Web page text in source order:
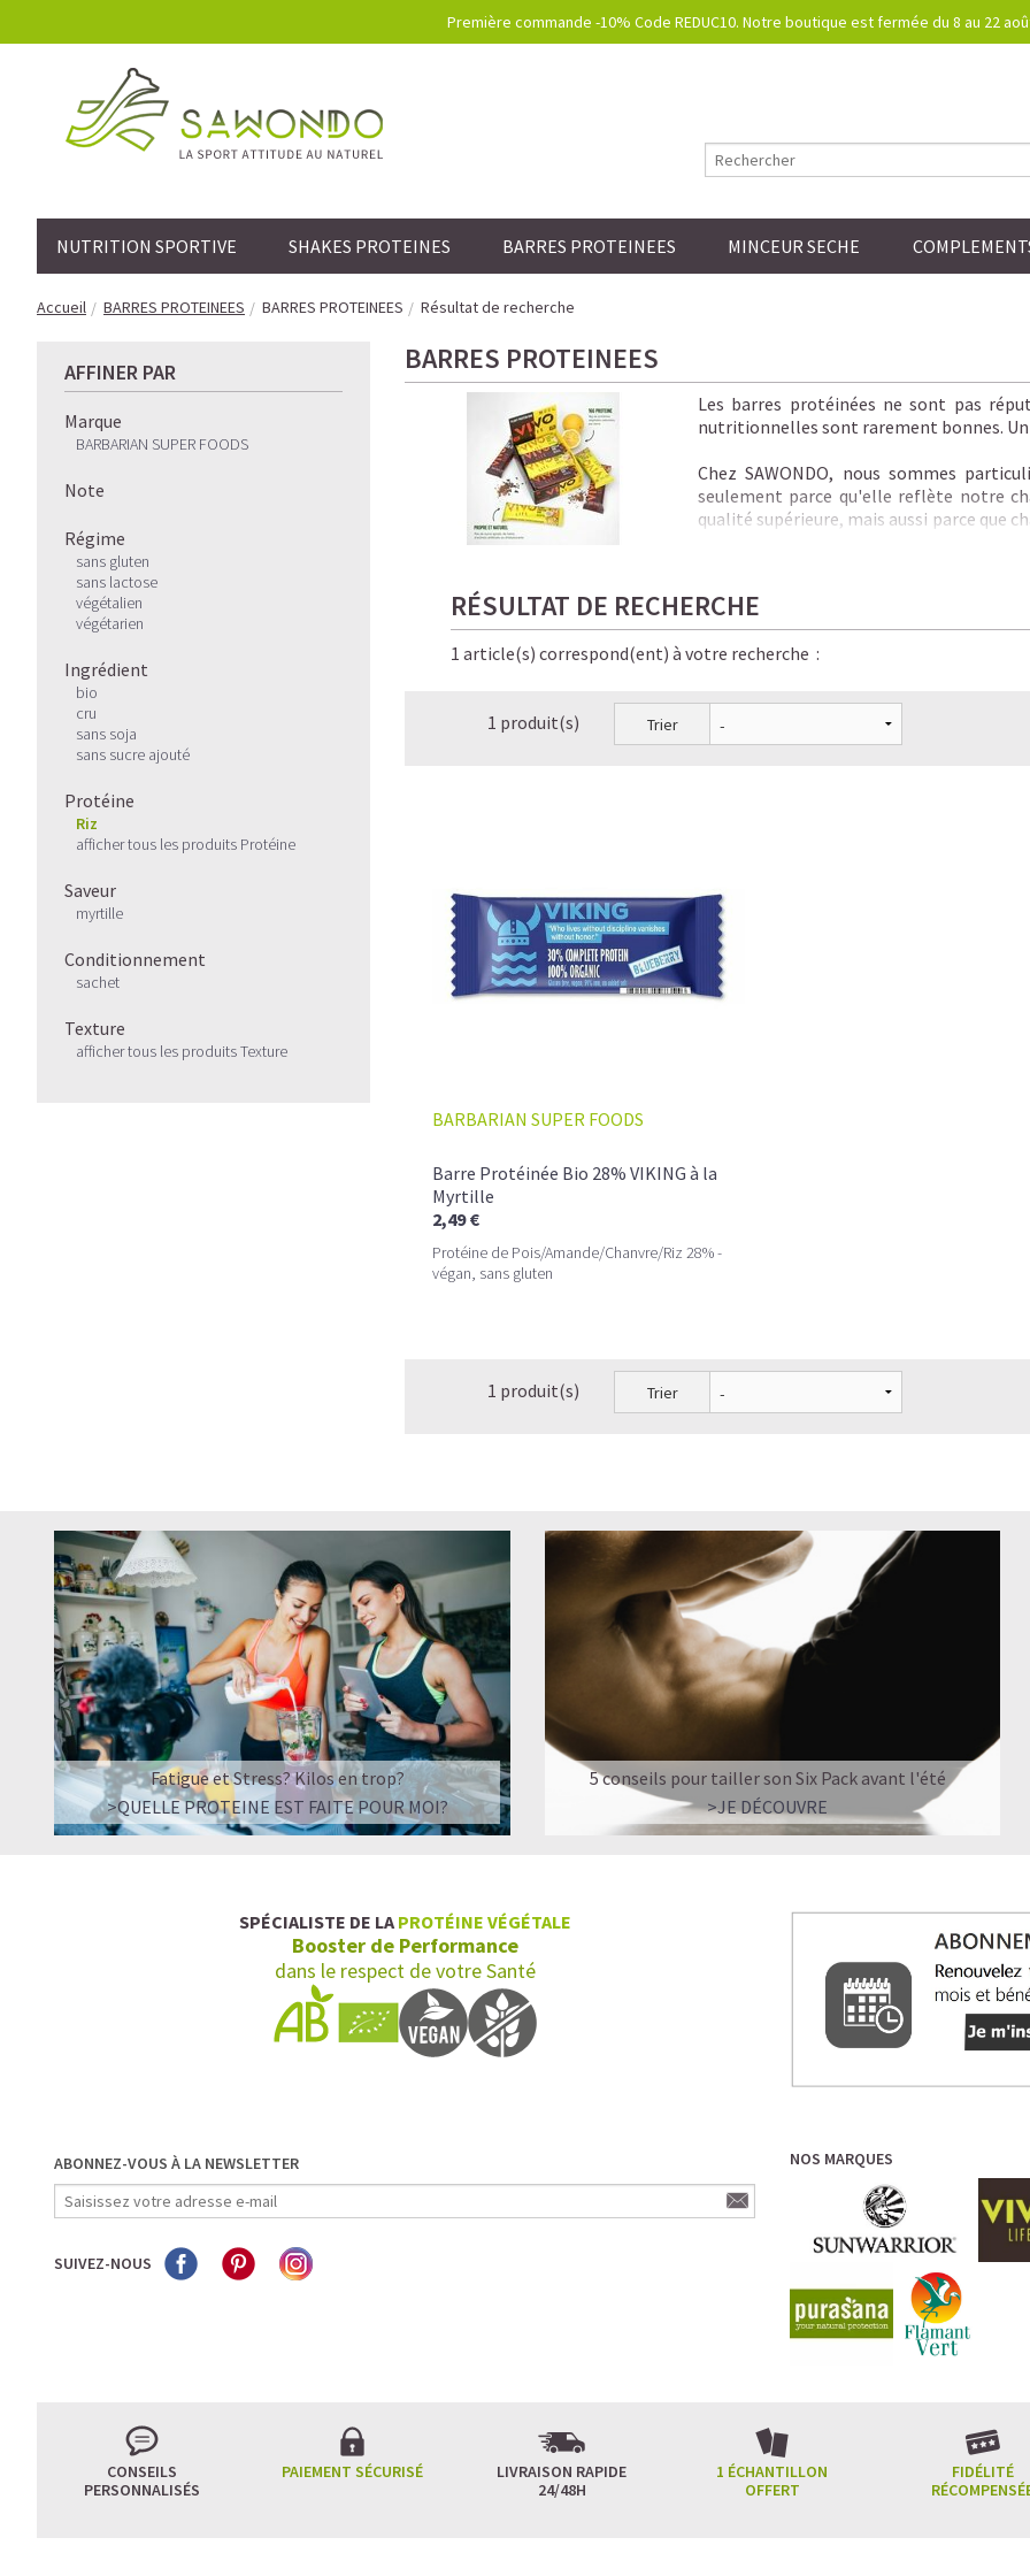
Première commande -10% Code REDUC10. Notre boutique est fermée du 8 au 22
NUTRITION SPORTIVE SHAKES PROTEINES BARRES PROTEINEES MINCEUR SECHE
Accueil BARRES PROTEINEES BARRES PROTEINEES Résultat de recherche
AFFINER PAR
Marque
BARBARIAN SUPER FOODS
Note
Régime
sans gluten
sans lactose
végétalien
végétarien
Ingrédient
bio
cru
sans soja
sans sucre ajouté
Protéine
Riz
afficher tous les produits Protéine
Saveur
myrtille
Conditionnement
sachet
Texture
afficher tous les produits Texture
BARRES PROTEINEES
Les barres protéinées ne sont pas
nutritionnelles sont rarement bonnes. Un
Chez SAWONDO, nous sommes
seulement parce qu'elle reflète notre
qualité supérieure, mais aussi parce que
intense et pleine de protéines.
alternative à tout ce que vous aimez
vous sentir coupable. À la place, vous
procurent un fort pouvoir de satiété.
Nos barres protéinées aux bienfaits
Et le meilleur de tout, c'est qu'elles
saveurs, elles combleront
n'importe où, n'importe quand.
Alors, comment ne pas les aimer?
RÉSULTAT DE RECHERCHE
1 article(s) correspond(ent) à votre recherche :
1 produit(s) Trier
BARBARIAN SUPER FOODS
Barre Protéinée Bio 28% VIKING à la
Myrtille
2,49 €
Protéine de Pois/Amande/Chanvre/Riz 28% -
végan, sans gluten
1 produit(s) Trier
Fatigue et Stress? Kilos en trop?
>QUELLE PROTEINE EST FAITE POUR MOI?
5 conseils pour tailler son Six Pack avant l'été
>JE DÉCOUVRE
SPÉCIALISTE DE LA PROTÉINE VÉGÉTALE
Booster de Performance
dans le respect de votre Santé
ABONNEZ-VOUS À LA NEWSLETTER
SUIVEZ-NOUS
NOS MARQUES
CONSEILS
PERSONNALISÉS
PAIEMENT SÉCURISÉ
LIVRAISON RAPIDE
24/48H
1 ÉCHANTILLON
OFFERT
FIDÉLITÉ